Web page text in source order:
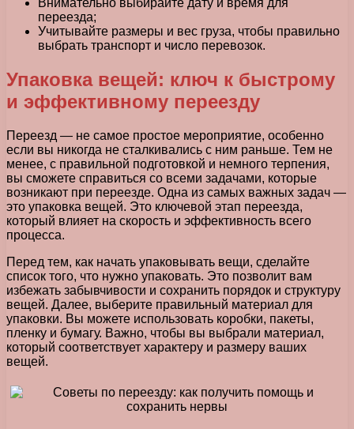
Внимательно выбирайте дату и время для
переезда;
Учитывайте размеры и вес груза, чтобы правильно
выбрать транспорт и число перевозок.
Упаковка вещей: ключ к быстрому
и эффективному переезду
Переезд — не самое простое мероприятие, особенно
если вы никогда не сталкивались с ним раньше. Тем не
менее, с правильной подготовкой и немного терпения,
вы сможете справиться со всеми задачами, которые
возникают при переезде. Одна из самых важных задач —
это упаковка вещей. Это ключевой этап переезда,
который влияет на скорость и эффективность всего
процесса.
Перед тем, как начать упаковывать вещи, сделайте
список того, что нужно упаковать. Это позволит вам
избежать забывчивости и сохранить порядок и структуру
вещей. Далее, выберите правильный материал для
упаковки. Вы можете использовать коробки, пакеты,
пленку и бумагу. Важно, чтобы вы выбрали материал,
который соответствует характеру и размеру ваших
вещей.